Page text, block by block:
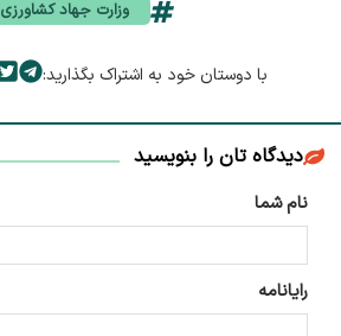
وزارت جهاد کشاورزی
با دوستان خود به اشتراک بگذارید:
دیدگاه تان را بنویسید
نام شما
رایانامه